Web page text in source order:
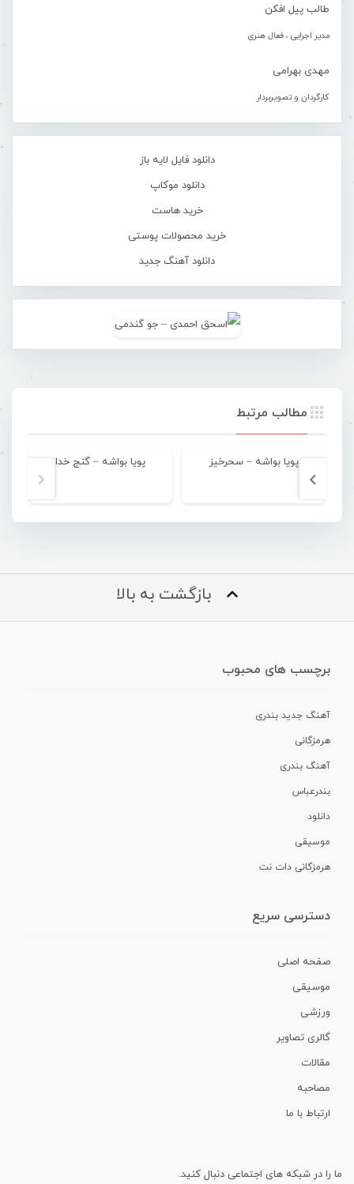
طالب پیل افکن
مدیر اجرایی ، فعال هنری
مهدی بهرامی
کارگردان و تصویربردار
دانلود فایل لایه باز
دانلود موکاپ
خرید هاست
خرید محصولات پوستی
دانلود آهنگ جدید
مطالب مرتبط
پویا بواشه – سحرخیز پویا بواشه – گنج خدا
بازگشت به بالا
برچسب های محبوب
آهنگ جدید بندری
هرمزگانی
آهنگ بندری
بندرعباس
دانلود
موسیقی
هرمزگانی دات نت
دسترسی سریع
صفحه اصلی
موسیقی
ورزشی
گالری تصاویر
مقالات
مصاحبه
ارتباط با ما
ما را در شبکه های اجتماعی دنبال کنید.